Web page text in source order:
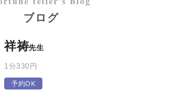
ブログ
祥祷先生
1分330円
予約OK